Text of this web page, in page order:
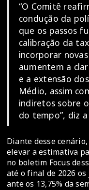
“O Comitê
condução da
que os passos
calibração da
incorporar
aumentem a
e a extensão
Médio, assim
indiretos sobre
do tempo”, diz
Diante desse
elevar a estimativa
no boletim Focus
até o final de 2026
ante os 13,75% da